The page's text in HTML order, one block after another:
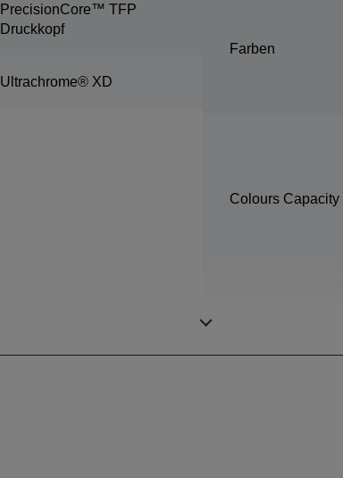
PrecisionCore™ TFP
Druckkopf
Ultrachrome® XD
Farben
Colours Capacity